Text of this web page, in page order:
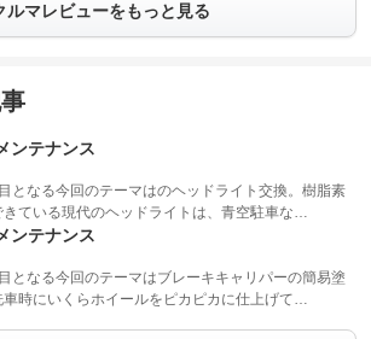
ルマレビューをもっと見る
ンテナンス
となる今回のテーマはのヘッドライト交換。樹脂素
きている現代のヘッドライトは、青空駐車な…
ンテナンス
となる今回のテーマはブレーキキャリパーの簡易塗
車時にいくらホイールをピカピカに仕上げて…